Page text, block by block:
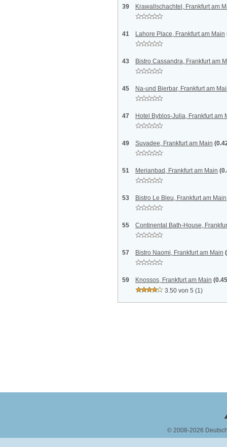
39 Krawallschachtel, Frankfurt am
41 Lahore Place, Frankfurt am Main
43 Bistro Cassandra, Frankfurt am
45 Na-und Bierbar, Frankfurt am
47 Hotel Byblos-Julia, Frankfurt am
49 Suvadee, Frankfurt am Main
51 Merianbad, Frankfurt am Main
53 Bistro Le Bleu, Frankfurt am Main
55 Continental Bath-House,
57 Bistro Naomi, Frankfurt am Main
59 Knossos, Frankfurt am Main
3.50 von 5 (1)
© 2008-2026